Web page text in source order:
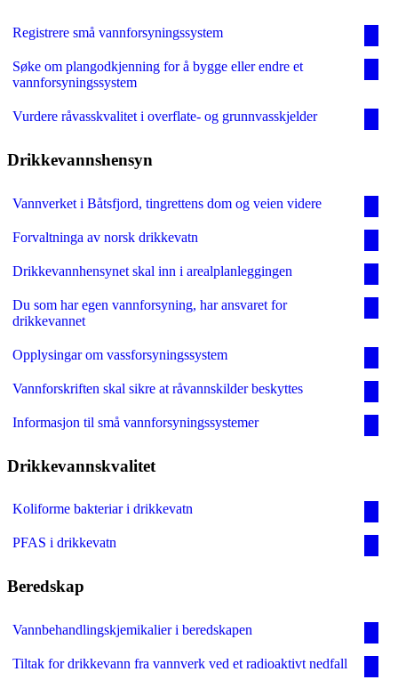
Registrere små vannforsyningssystem
Søke om plangodkjenning for å bygge eller endre et
vannforsyningssystem
Vurdere råvasskvalitet i overflate- og grunnvasskjelder
Drikkevannshensyn
Vannverket i Båtsfjord, tingrettens dom og veien videre
Forvaltninga av norsk drikkevatn
Drikkevannhensynet skal inn i arealplanleggingen
Du som har egen vannforsyning, har ansvaret for
drikkevannet
Opplysingar om vassforsyningssystem
Vannforskriften skal sikre at råvannskilder beskyttes
Informasjon til små vannforsyningssystemer
Drikkevannskvalitet
Koliforme bakteriar i drikkevatn
PFAS i drikkevatn
Beredskap
Vannbehandlingskjemikalier i beredskapen
Tiltak for drikkevann fra vannverk ved et radioaktivt nedfall